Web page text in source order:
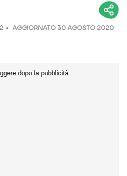
sui social
AGGIORNATO 30 AGOSTO 2020